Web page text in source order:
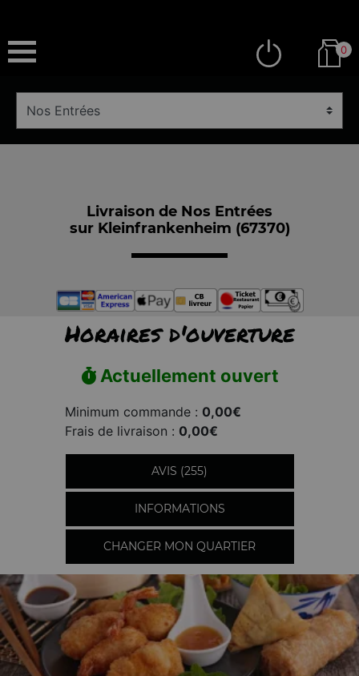
0
Livraison de Nos Entrées
sur Kleinfrankenheim (67370)
Horaires d'ouverture
Actuellement ouvert
Minimum commande : 0,00€
Frais de livraison : 0,00€
AVIS (255)
INFORMATIONS
CHANGER MON QUARTIER